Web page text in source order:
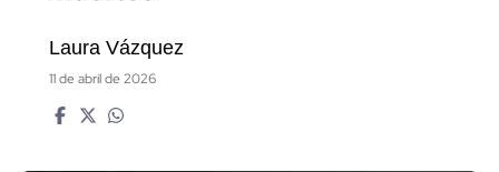
Laura Vázquez
11 de abril de 2026